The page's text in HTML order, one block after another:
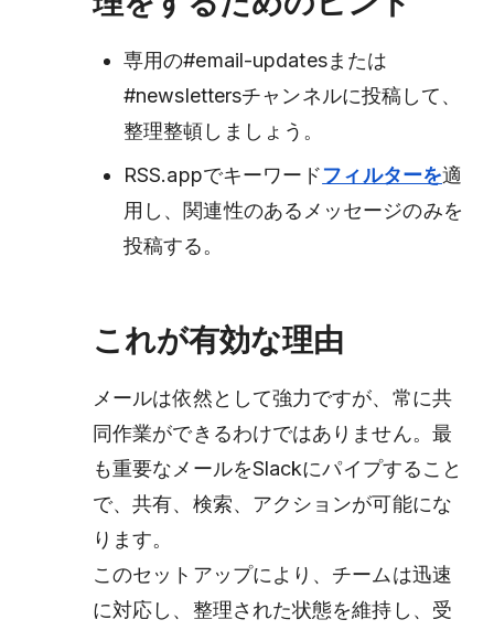
専用の#email-updatesまたは
#newslettersチャンネルに投稿して、
整理整頓しましょう。
RSS.appでキーワードフィルターを適
用し、関連性のあるメッセージのみを
投稿する。
これが有効な理由
メールは依然として強力ですが、常に共
同作業ができるわけではありません。最
も重要なメールをSlackにパイプすること
で、共有、検索、アクションが可能にな
ります。
このセットアップにより、チームは迅速
に対応し、整理された状態を維持し、受